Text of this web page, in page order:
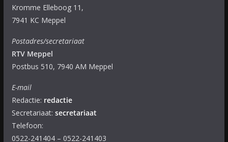
Kromme Elleboog 11,
7941 KC Meppel
Postadres/secretariaat
RTV Meppel
Postbus 510, 7940 AM Meppel
E-mail
Redactie: redactie
Secretariaat: secretariaat
Telefoon:
0522-241404 – 0522-241403